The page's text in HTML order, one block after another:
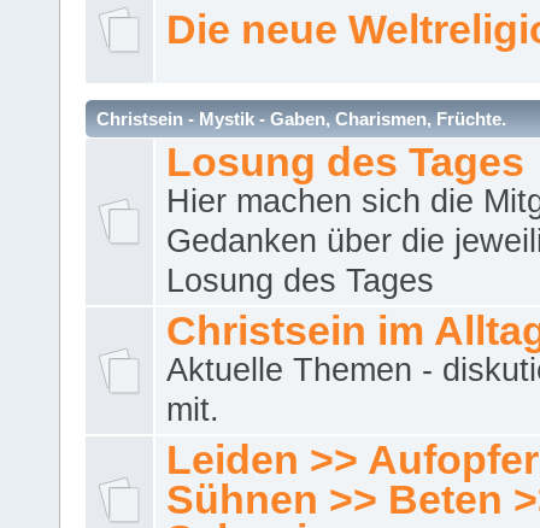
Die neue
Christsein - Mystik - Gaben, Charismen, Früchte.
Losung des Tages
Hier machen sich die
Gedanken über die
Losung des Tages
Christsein im
Aktuelle Themen -
mit.
Leiden >>
Sühnen >> Beten